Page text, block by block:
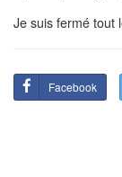
Je suis fermé tout
Facebook